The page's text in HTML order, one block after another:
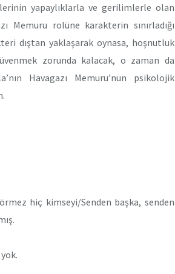
yapaylıklarla ve gerilimlerle olan
Memuru rolüne karakterin sınırladığı
dıştan yaklaşarak oynasa, hoşnutluk
zorunda kalacak, o zaman da
Havagazı Memuru’nun psikolojik
hiç kimseyi/Senden başka, senden